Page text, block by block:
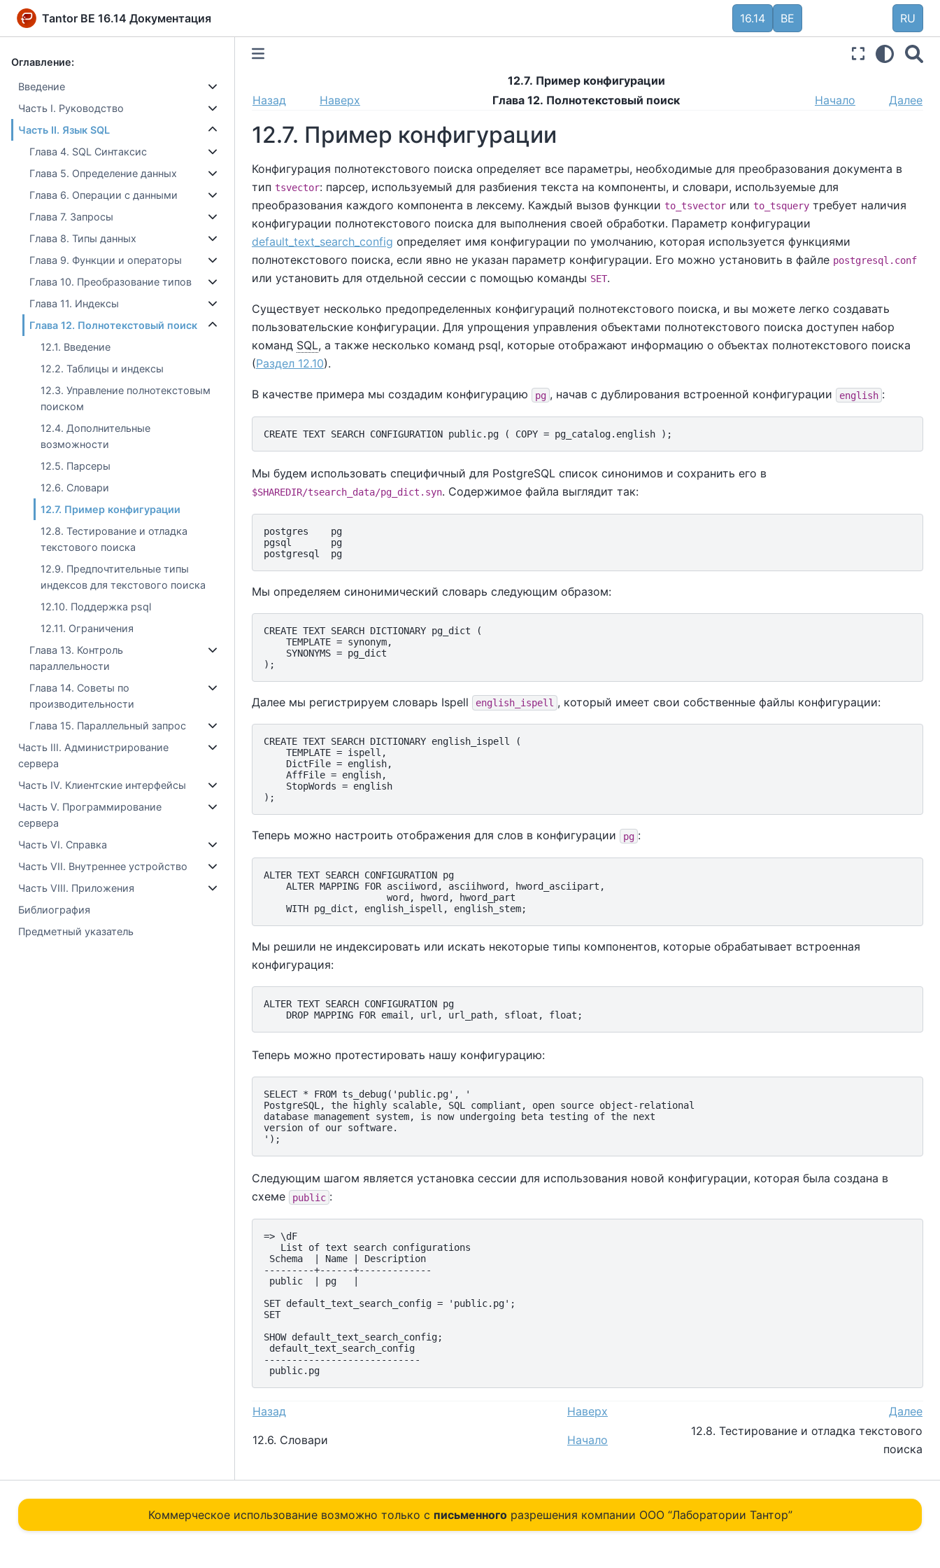
Tantor BE 16.14 Документация 16.14 BE RU
Оглавление:
Введение
Часть I. Руководство
Часть II. Язык SQL
Глава 4. SQL Синтаксис
Глава 5. Определение данных
Глава 6. Операции с данными
Глава 7. Запросы
Глава 8. Типы данных
Глава 9. Функции и операторы
Глава 10. Преобразование типов
Глава 11. Индексы
Глава 12. Полнотекстовый поиск
12.1. Введение
12.2. Таблицы и индексы
12.3. Управление полнотекстовым
поиском
12.4. Дополнительные
возможности
12.5. Парсеры
12.6. Словари
12.7. Пример конфигурации
12.8. Тестирование и отладка
текстового поиска
12.9. Предпочтительные типы
индексов для текстового поиска
12.10. Поддержка psql
12.11. Ограничения
Глава 13. Контроль
параллельности
Глава 14. Советы по
производительности
Глава 15. Параллельный запрос
Часть III. Администрирование
сервера
Часть IV. Клиентские интерфейсы
Часть V. Программирование
сервера
Часть VI. Справка
Часть VII. Внутреннее устройство
Часть VIII. Приложения
Библиография
Предметный указатель
12.7. Пример конфигурации
Назад
Наверх Глава 12. Полнотекстовый поиск Начало Далее
12.7. Пример конфигурации
Конфигурация полнотекстового поиска определяет все параметры, необходимые для преобразования документа в
тип tsvector: парсер, используемый для разбиения текста на компоненты, и словари, используемые для
преобразования каждого компонента в лексему. Каждый вызов функции to_tsvector или to_tsquery требует наличия
конфигурации полнотекстового поиска для выполнения своей обработки. Параметр конфигурации
default_text_search_config определяет имя конфигурации по умолчанию, которая используется функциями
полнотекстового поиска, если явно не указан параметр конфигурации. Его можно установить в файле postgresql.conf
или установить для отдельной сессии с помощью команды SET.
Существует несколько предопределенных конфигураций полнотекстового поиска, и вы можете легко создавать
пользовательские конфигурации. Для упрощения управления объектами полнотекстового поиска доступен набор
команд SQL, а также несколько команд psql, которые отображают информацию о объектах полнотекстового поиска
(Раздел 12.10).
В качестве примера мы создадим конфигурацию pg , начав с дублирования встроенной конфигурации english :
Мы будем использовать специфичный для PostgreSQL список синонимов и сохранить его в
$SHAREDIR/tsearch_data/pg_dict.syn. Содержимое файла выглядит так:
postgres    pg
pgsql       pg
Мы определяем синонимический словарь следующим образом:
CREATE TEXT SEARCH DICTIONARY pg_dict (
    TEMPLATE = synonym,
    SYNONYMS = pg_dict
Далее мы регистрируем словарь Ispell english_ispell , который имеет свои собственные файлы конфигурации:
CREATE TEXT SEARCH DICTIONARY english_ispell (
    TEMPLATE = ispell,
    DictFile = english,
    AffFile = english,
    StopWords = english
Теперь можно настроить отображения для слов в конфигурации pg :
ALTER TEXT SEARCH CONFIGURATION pg
    ALTER MAPPING FOR asciiword, asciihword, hword_asciipart,
                      word, hword, hword_part
Мы решили не индексировать или искать некоторые типы компонентов, которые обрабатывает встроенная
конфигурация:
ALTER TEXT SEARCH CONFIGURATION pg
Теперь можно протестировать нашу конфигурацию:
SELECT * FROM ts_debug('public.pg', '
PostgreSQL, the highly scalable, SQL compliant, open source object-relational
database management system, is now undergoing beta testing of the next
version of our software.
Следующим шагом является установка сессии для использования новой конфигурации, которая была создана в
схеме
public :
=> \dF
   List of text search configurations
Schema  | Name | Description
---------+------+-------------
public  | pg   |
SET default_text_search_config = 'public.pg';
SET
SHOW default_text_search_config;
default_text_search_config
----------------------------
Назад Наверх Далее
12.6. Словари Начало
12.8. Тестирование и отладка текстового
поиска
Коммерческое использование возможно только с письменногоразрешения компании ОOO “Лаборатории Тантор”